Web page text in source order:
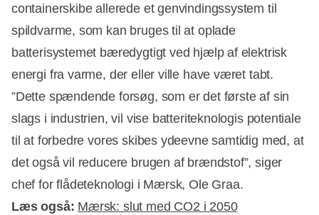
containerskibe allerede et genvindingssystem til
spildvarme, som kan bruges til at oplade
batterisystemet bæredygtigt ved hjælp af elektrisk
energi fra varme, der eller ville have været tabt.
”Dette spændende forsøg, som er det første af sin
slags i industrien, vil vise batteriteknologis potentiale
til at forbedre vores skibes ydeevne samtidig med, at
det også vil reducere brugen af brændstof”, siger
chef for flådeteknologi i Mærsk, Ole Graa.
Læs også: Mærsk: slut med CO2 i 2050